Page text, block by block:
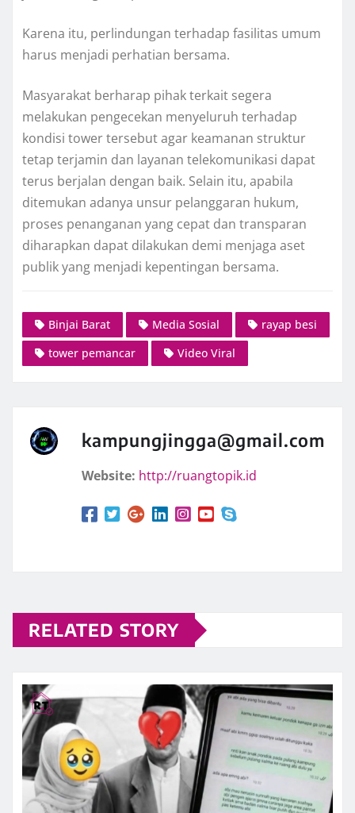
Karena itu, perlindungan terhadap fasilitas umum
harus menjadi perhatian bersama.
Masyarakat berharap pihak terkait segera
melakukan pengecekan menyeluruh terhadap
kondisi tower tersebut agar keamanan struktur
tetap terjamin dan layanan telekomunikasi dapat
terus berjalan dengan baik. Selain itu, apabila
ditemukan adanya unsur pelanggaran hukum,
proses penanganan yang cepat dan transparan
diharapkan dapat dilakukan demi menjaga aset
publik yang menjadi kepentingan bersama.
Binjai Barat Media Sosial
rayap besi
tower pemancar
Video Viral
kampungjingga@gmail.com
Website: http://ruangtopik.id
RELATED STORY